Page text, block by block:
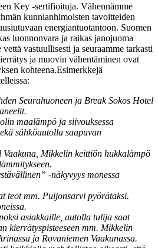
Key -sertifioituja. Vähennämme
kunnianhimoisten tavoitteiden
energiantuotantoon. Suomen
luonnonvara ja raikas janojuoma
vastuullisesti ja seuraamme tarkasti
ja muovin vähentäminen ovat
kohteena.Esimerkkejä
Seurahuoneen ja Break Sokos Hotel
maalämpö ja siivouksessa
sähköautolla saapuvan
Mikkelin keittiön hukkalämpö
-näkyvyys monessa
teot mm. Puijonsarvi pyörätaksi.
asiakkaille, autolla tulija saat
kierrätyspisteeseen mm. Mikkelin
ja Rovaniemen Vaakunassa.